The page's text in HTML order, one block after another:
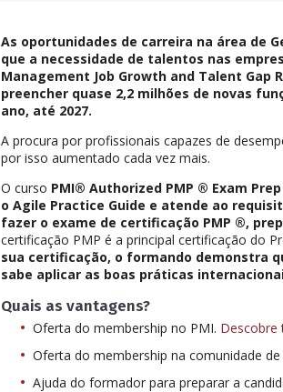
As oportunidades de carreira na área de
que a necessidade de talentos nas
Management Job Growth and Talent Gap
preencher quase 2,2 milhões de novas
ano, até 2027.
A procura por profissionais capazes de
por isso aumentado cada vez mais.
O curso PMI® Authorized PMP ® Exam
o Agile Practice Guide e atende ao
fazer o exame de certificação PMP ®,
certificação PMP é a principal certificação do
sua certificação, o formando demonstra
sabe aplicar as boas práticas
Quais as vantagens?
Oferta do membership no PMI. Descobre
Oferta do membership na comunidade
Ajuda do formador para preparar a